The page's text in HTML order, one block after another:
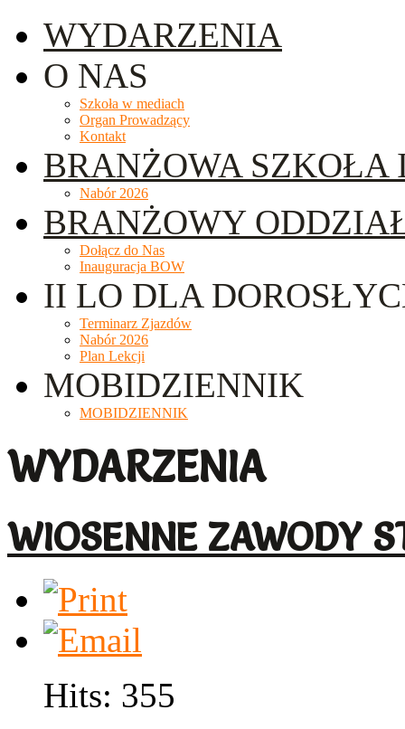
WYDARZENIA
O NAS
Szkoła w mediach
Organ Prowadzący
Kontakt
BRANŻOWA SZKOŁA
Nabór 2026
BRANŻOWY
Dołącz do Nas
Inauguracja BOW
II LO DLA
Terminarz Zjazdów
Nabór 2026
Plan Lekcji
MOBIDZIENNIK
MOBIDZIENNIK
WYDARZENIA
WIOSENNE ZAWODY
Hits: 355